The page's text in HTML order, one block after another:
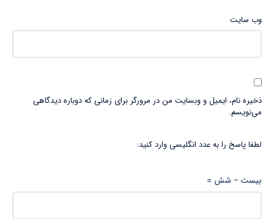
وب‌ سایت
ذخیره نام، ایمیل و وبسایت من در مرورگر برای زمانی که دوباره دیدگاهی
می‌نویسم.
لطفا پاسخ را به عدد انگلیسی وارد کنید:
بیست − شش =